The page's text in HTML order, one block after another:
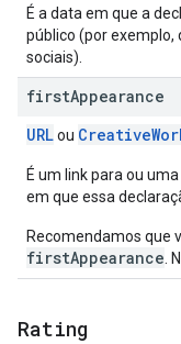
É a data em que a
público (por exemplo,
sociais).
firstAppearance
URLou
É um link para ou
em que essa
Recomendamos que
firstAppearance .
Rating